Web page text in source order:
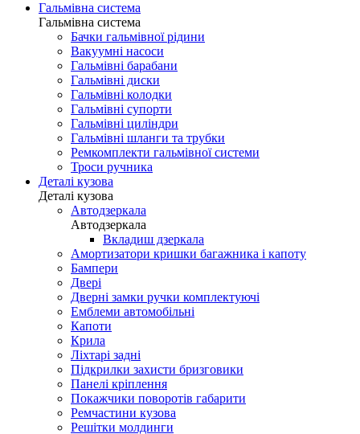
Гальмівна система
Гальмівна система
Бачки гальмівної рідини
Вакуумні насоси
Гальмівні барабани
Гальмівні диски
Гальмівні колодки
Гальмівні супорти
Гальмівні циліндри
Гальмівні шланги та трубки
Ремкомплекти гальмівної системи
Троси ручника
Деталі кузова
Деталі кузова
Автодзеркала
Автодзеркала
Вкладиш дзеркала
Амортизатори кришки багажника і капоту
Бампери
Двері
Дверні замки ручки комплектуючі
Емблеми автомобільні
Капоти
Крила
Ліхтарі задні
Підкрилки захисти бризговики
Панелі кріплення
Покажчики поворотів габарити
Ремчастини кузова
Решітки молдинги